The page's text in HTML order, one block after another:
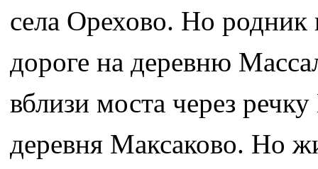
села Орехово. Но родник
дороге на деревню
вблизи моста через
деревня Максаково. Но